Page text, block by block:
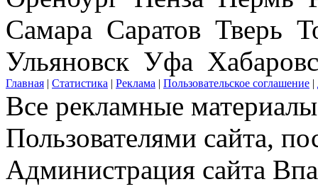
Самара Саратов Тверь
Ульяновск Уфа
Главная | Статистика | Реклама | Пользовательское соглашение |
Все рекламные
Пользователями сайта,
Администрация сайта